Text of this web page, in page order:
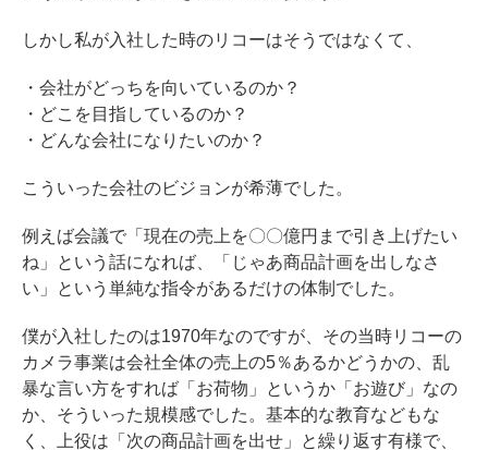
しかし私が入社した時のリコーはそうではなくて、
・会社がどっちを向いているのか？
・どこを目指しているのか？
・どんな会社になりたいのか？
こういった会社のビジョンが希薄でした。
例えば会議で「現在の売上を〇〇億円まで引き上げたい
ね」という話になれば、「じゃあ商品計画を出しなさ
い」という単純な指令があるだけの体制でした。
僕が入社したのは1970年なのですが、その当時リコーの
カメラ事業は会社全体の売上の5％あるかどうかの、乱
暴な言い方をすれば「お荷物」というか「お遊び」なの
か、そういった規模感でした。基本的な教育などもな
く、上役は「次の商品計画を出せ」と繰り返す有様で、